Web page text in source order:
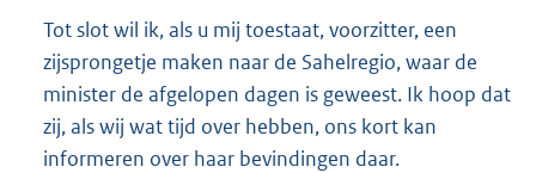
Tot slot wil ik, als u mij toestaat, voorzitter, een
zijsprongetje maken naar de Sahelregio, waar de
minister de afgelopen dagen is geweest. Ik hoop dat
zij, als wij wat tijd over hebben, ons kort kan
informeren over haar bevindingen daar.